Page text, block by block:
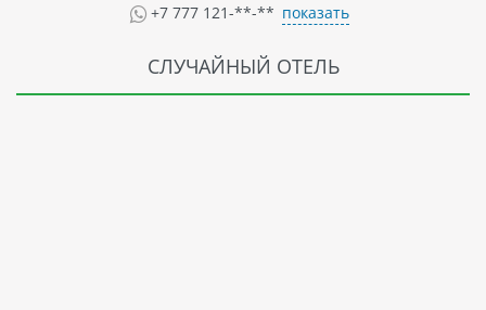
+7 777 121-**-** показать
СЛУЧАЙНЫЙ ОТЕЛЬ